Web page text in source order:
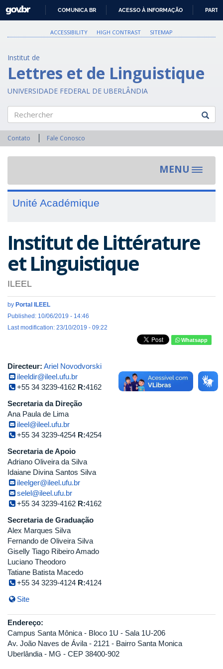
PARA
O
GOVBR
COMUNICA BR ACESSO À INFORMAÇÃO
ACCESSIBILITY HIGH CONTRAST SITEMAP
Institut de
Lettres et de Linguistique
UNIVERSIDADE FEDERAL DE UBERLÂNDIA
Rechercher
Contato Fale Conosco
MENU
Toggle
Unité Académique
Institut de Littérature
et Linguistique
ILEEL
by Portal ILEEL
Published: 10/06/2019 - 14:46
Last modification: 23/10/2019 - 09:22
Whatsapp
Directeur: Ariel Novodvorski
ileeldir@ileel.ufu.br
+55 34 3239-4162 R:4162
Secretaria da Direção
Ana Paula de Lima
ileel@ileel.ufu.br
+55 34 3239-4254 R:4254
Secretaria de Apoio
Adriano Oliveira da Silva
Idaiane Divina Santos Silva
ileelger@ileel.ufu.br
selel@ileel.ufu.br
+55 34 3239-4162 R:4162
Secretaria de Graduação
Alex Marques Silva
Fernando de Oliveira Silva
Giselly Tiago Ribeiro Amado
Luciano Theodoro
Tatiane Batista Macedo
+55 34 3239-4124 R:4124
Site
Endereço:
Campus Santa Mônica - Bloco 1U - Sala 1U-206
Av. João Naves de Ávila - 2121 - Bairro Santa Monica
Uberlândia - MG - CEP 38400-902